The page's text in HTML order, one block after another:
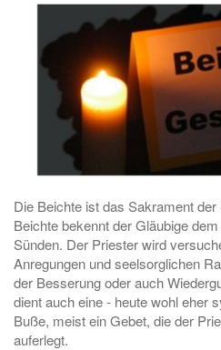
Die Beichte ist das Sakrament
Beichte bekennt der Gläubige
Sünden. Der Priester wird
Anregungen und seelsorglichen
der Besserung oder auch
dient auch eine - heute wohl eher
Buße, meist ein Gebet, die der
auferlegt.